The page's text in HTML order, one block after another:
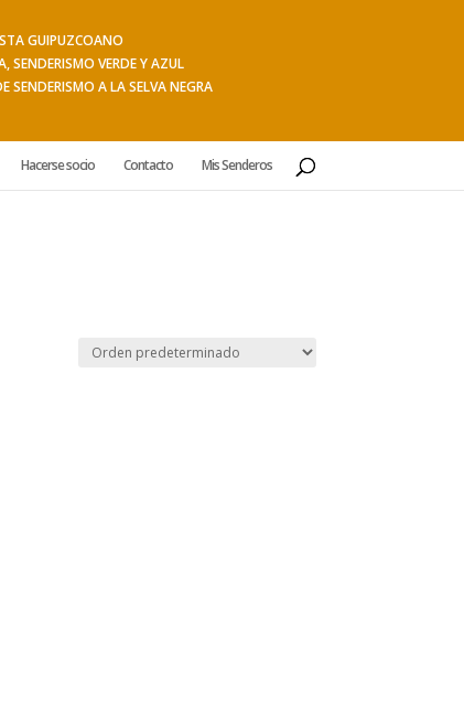
GUIPUZCOANO
SENDERISMO VERDE Y AZUL
SENDERISMO A LA SELVA NEGRA
Hacerse socio Contacto Mis Senderos